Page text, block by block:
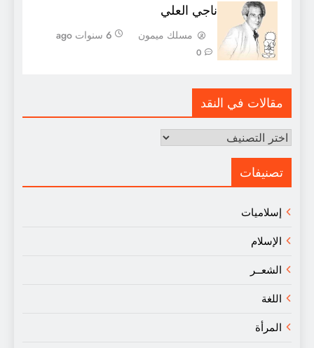
ناجي العلي
مسلك ميمون 6 سنوات ago
0
مقالات في النقد
مقالات
النقد
تصنيفات
إسلاميات
الإسلام
الشعــر
اللغة
المرأة